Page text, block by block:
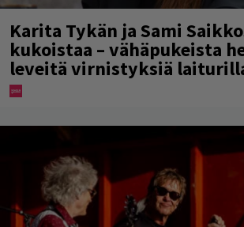
Karita Tykän ja Sami
kukoistaa – vähäpukeista
leveitä virnistyksiä